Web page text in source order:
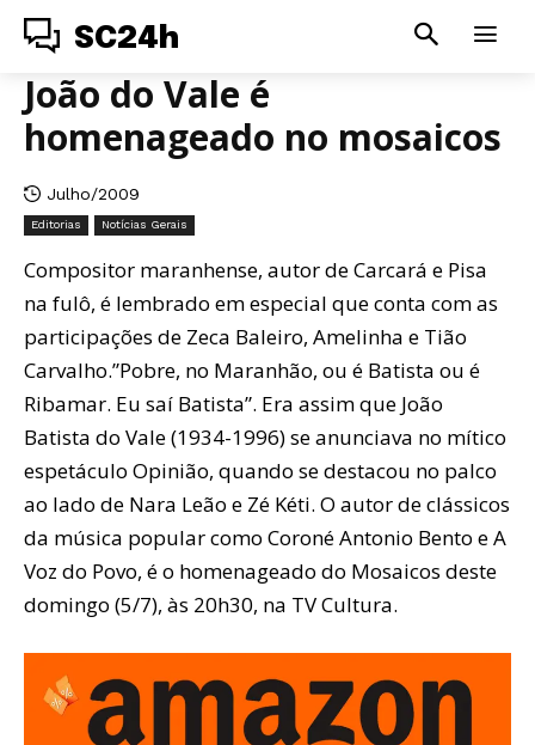
SC24h
João do Vale é
homenageado no mosaicos
Julho/2009
Editorias Notícias Gerais
Compositor maranhense, autor de Carcará e Pisa
na fulô, é lembrado em especial que conta com as
participações de Zeca Baleiro, Amelinha e Tião
Carvalho.”Pobre, no Maranhão, ou é Batista ou é
Ribamar. Eu saí Batista”. Era assim que João
Batista do Vale (1934-1996) se anunciava no mítico
espetáculo Opinião, quando se destacou no palco
ao lado de Nara Leão e Zé Kéti. O autor de clássicos
da música popular como Coroné Antonio Bento e A
Voz do Povo, é o homenageado do Mosaicos deste
domingo (5/7), às 20h30, na TV Cultura.